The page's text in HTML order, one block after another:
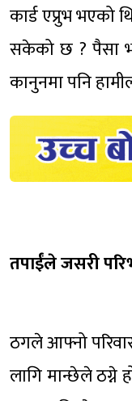
कार्ड एप्रुभ भएको
सकेको छ ? पैसा
कानुनमा पनि
तपाईंले जसरी
ठगले आफ्नो
लागि मान्छेले ठग्ने